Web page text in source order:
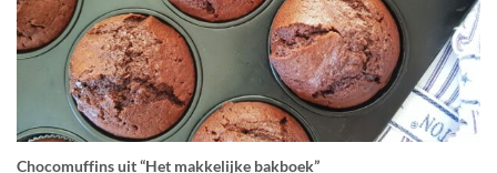
Chocomuffins uit “Het makkelijke bakboek”